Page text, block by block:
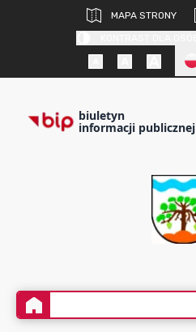
MAPA STRONY
biuletyn
informacji publicznej